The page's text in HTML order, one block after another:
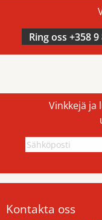
Ring oss +358
Vinkkejä ja
Kontakta oss